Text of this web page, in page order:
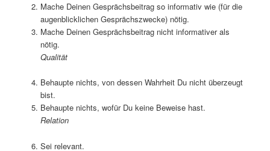
Mache Deinen Gesprächsbeitrag so informativ wie (für die
augenblicklichen Gesprächszwecke) nötig.
Mache Deinen Gesprächsbeitrag nicht informativer als
nötig.
Qualität
Behaupte nichts, von dessen Wahrheit Du nicht überzeugt
bist.
Behaupte nichts, wofür Du keine Beweise hast.
Relation
Sei relevant.